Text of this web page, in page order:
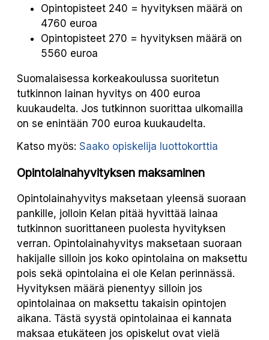
Opintopisteet 240 = hyvityksen määrä on
4760 euroa
Opintopisteet 270 = hyvityksen määrä on
5560 euroa
Suomalaisessa korkeakoulussa suoritetun
tutkinnon lainan hyvitys on 400 euroa
kuukaudelta. Jos tutkinnon suorittaa ulkomailla
on se enintään 700 euroa kuukaudelta.
Katso myös: Saako opiskelija luottokorttia
Opintolainahyvityksen maksaminen
Opintolainahyvitys maksetaan yleensä suoraan
pankille, jolloin Kelan pitää hyvittää lainaa
tutkinnon suorittaneen puolesta hyvityksen
verran. Opintolainahyvitys maksetaan suoraan
hakijalle silloin jos koko opintolaina on maksettu
pois sekä opintolaina ei ole Kelan perinnässä.
Hyvityksen määrä pienentyy silloin jos
opintolainaa on maksettu takaisin opintojen
aikana. Tästä syystä opintolainaa ei kannata
maksaa etukäteen jos opiskelut ovat vielä